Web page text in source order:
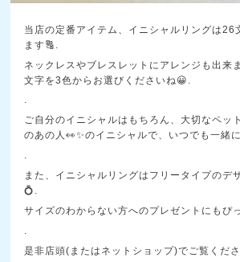
当店の定番アイテム、イニシャルリングは26
ます🔠.
ネックレスやブレスレットにアレンジも出来
文字を3色からお選びくださいね😀.
.
ご自分のイニシャルはもちろん、大切なペッ
のあの人👀✨のイニシャルで、いつでも一緒
.
また、イニシャルリングはフリータイプのデ
💍.
サイズのわからない方へのプレゼントにもぴ
.
是非店頭(またはネットショップ)でご覧くだ